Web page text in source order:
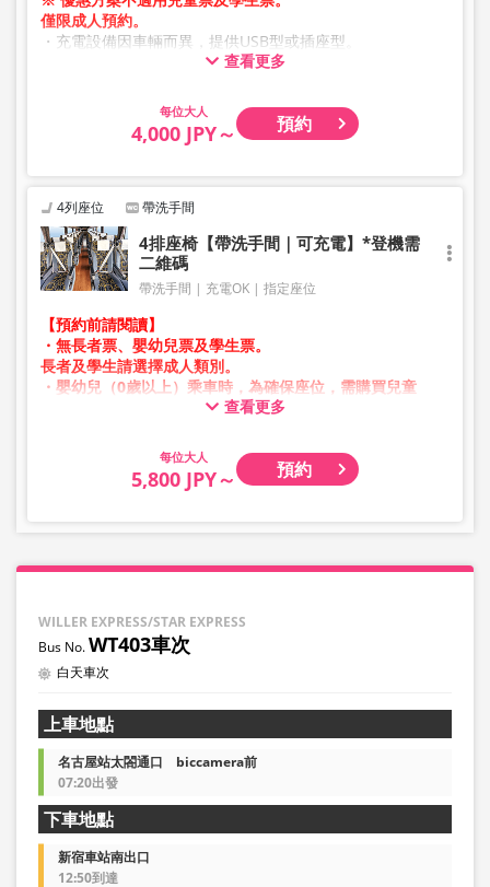
僅限成人預約。
・充電設備因車輛而異，提供USB型或插座型。
・因加班車或車輛維修等因素，車輛及座位規格可能於未事
查看更多
大人
4,000 JPY～ 預約
4列座位 帶洗手間
4排座椅【帶洗手間｜可充電】*登機需
二維碼
帶洗手間 充電OK 指定座位
【預約前請閱讀】
・無長者票、嬰幼兒票及學生票。
長者及學生請選擇成人類別。
・嬰幼兒（0歲以上）乘車時，為確保座位，需購買兒童
・凌晨1點至5點期間因系統維護，無法進行預約。
・庫存狀況並非即時顯示。
・部分站點可能不提供相關服務。
查看更多
大人
5,800 JPY～ 預約
WILLER EXPRESS/STAR EXPRESS
WT403車次
白天車次
上車地點
名古屋站太閤通口 biccamera前
07:20出發
下車地點
新宿車站南出口
12:50到達